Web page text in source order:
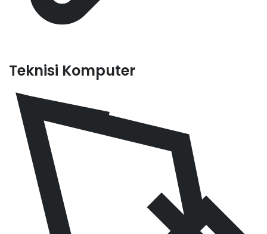
Teknisi Komputer